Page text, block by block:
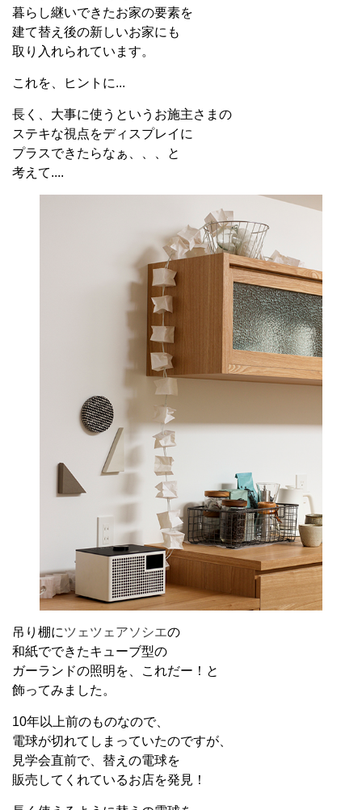
暮らし継いできたお家の要素を
建て替え後の新しいお家にも
取り入れられています。
これを、ヒントに...
長く、大事に使うというお施主さまの
ステキな視点をディスプレイに
プラスできたらなぁ、、、と
考えて....
吊り棚にツェツェアソシエの
和紙でできたキューブ型の
ガーランドの照明を、これだー！と
飾ってみました。
10年以上前のものなので、
電球が切れてしまっていたのですが、
見学会直前で、替えの電球を
販売してくれているお店を発見！